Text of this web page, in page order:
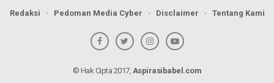
Redaksi Pedoman Media Cyber Disclaimer Tentang Kami
© Hak Cipta 2017, Aspirasibabel.com